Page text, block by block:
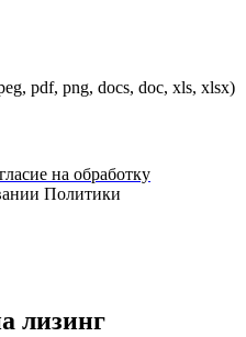
pdf, png, docs, doc, xls, xlsx)
на обработку
Политики
лизинг